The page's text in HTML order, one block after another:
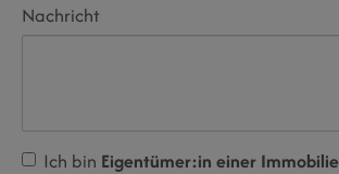
Nachricht
Ich bin Eigentümer:in einer Immobilie